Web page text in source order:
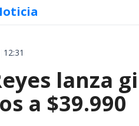
lanza
a $39.990